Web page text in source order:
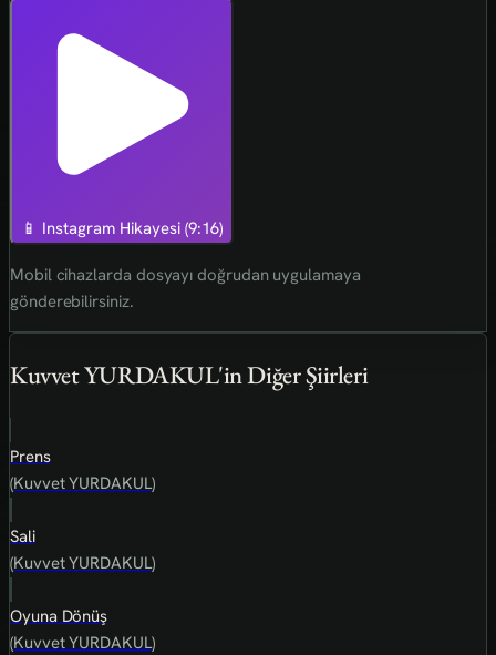
📱 Instagram Hikayesi (9:16)
Mobil cihazlarda dosyayı doğrudan uygulamaya
gönderebilirsiniz.
Kuvvet YURDAKUL'in Diğer Şiirleri
Prens
(Kuvvet YURDAKUL)
Sali
(Kuvvet YURDAKUL)
Oyuna Dönüş
(Kuvvet YURDAKUL)